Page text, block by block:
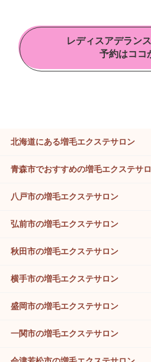
レディスアデラン
予約はココ
北海道にある増毛エクステサロン
青森市でおすすめの増毛エクステサ
八戸市の増毛エクステサロン
弘前市の増毛エクステサロン
秋田市の増毛エクステサロン
横手市の増毛エクステサロン
盛岡市の増毛エクステサロン
一関市の増毛エクステサロン